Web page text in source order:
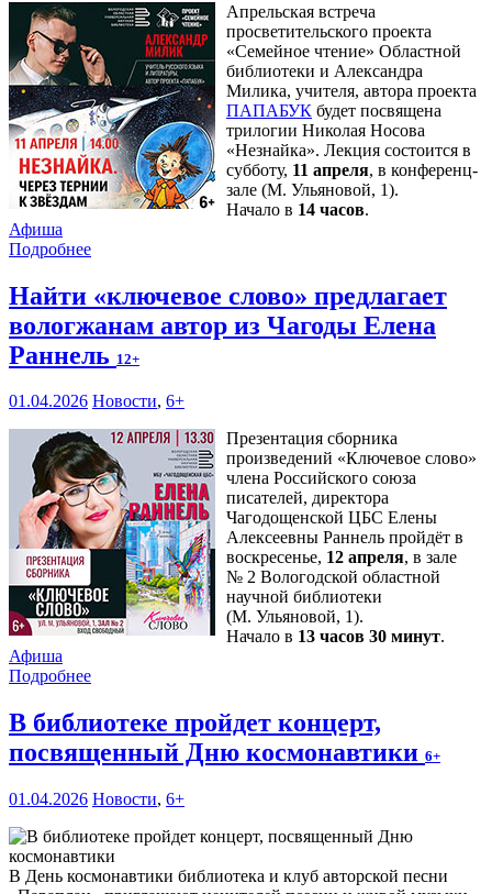
Апрельская встреча
просветительского проекта
«Семейное чтение» Областной
библиотеки и Александра
Милика, учителя, автора проекта
ПАПАБУК будет посвящена
трилогии Николая Носова
«Незнайка». Лекция состоится в
субботу, 11 апреля, в конференц-
зале (М. Ульяновой, 1).
Начало в 14 часов.
Афиша
Подробнее
Найти «ключевое слово» предлагает
вологжанам автор из Чагоды Елена
Раннель 12+
01.04.2026 Новости, 6+
Презентация сборника
произведений «Ключевое слово»
члена Российского союза
писателей, директора
Чагодощенской ЦБС Елены
Алексеевны Раннель пройдёт в
воскресенье, 12 апреля, в зале
№ 2 Вологодской областной
научной библиотеки
(М. Ульяновой, 1).
Начало в 13 часов 30 минут.
Афиша
Подробнее
В библиотеке пройдет концерт,
посвященный Дню космонавтики 6+
01.04.2026 Новости, 6+
В День космонавтики библиотека и клуб авторской песни